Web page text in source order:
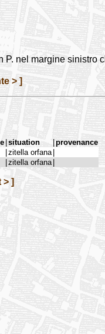
P. nel margine sinistro
> ]
|situation | provenance
|zitella orfana |
|zitella orfana |
> ]